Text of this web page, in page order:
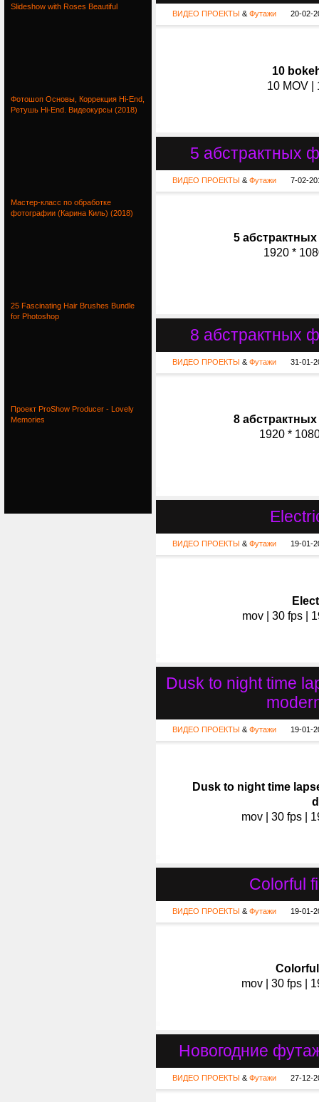
ВИДЕО ПРОЕКТЫ & Футажи 20-02-
10
10 MOV |
5 абстрактных
ВИДЕО ПРОЕКТЫ & Футажи 7-02-
5
1920 *
8 абстрактных
ВИДЕО ПРОЕКТЫ & Футажи 31-01-
8
1920 *
ВИДЕО ПРОЕКТЫ & Футажи 19-01-
mov | 30 fps |
Dusk to night time
ВИДЕО ПРОЕКТЫ & Футажи 19-01-
Dusk to night time
mov | 30 fps |
Colorful
ВИДЕО ПРОЕКТЫ & Футажи 19-01-
mov | 30 fps |
Новогодние
ВИДЕО ПРОЕКТЫ & Футажи 27-12-
Slideshow with Roses Beautiful
Фотошоп Основы, Коррекция Hi-End,
Ретушь Hi-End. Видеокурсы (2018)
Мастер-класс по обработке
фотографии (Карина Киль) (2018)
25 Fascinating Hair Brushes Bundle
for Photoshop
Проект ProShow Producer - Lovely
Memories